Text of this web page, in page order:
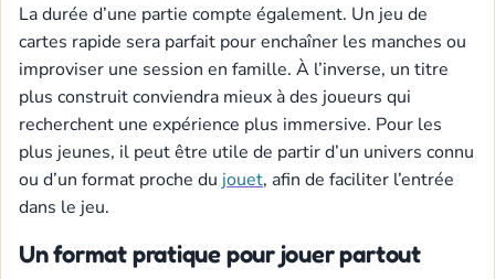
La durée d’une partie compte également. Un jeu de
cartes rapide sera parfait pour enchaîner les manches ou
improviser une session en famille. À l’inverse, un titre
plus construit conviendra mieux à des joueurs qui
recherchent une expérience plus immersive. Pour les
plus jeunes, il peut être utile de partir d’un univers connu
ou d’un format proche du jouet, afin de faciliter l’entrée
dans le jeu.
Un format pratique pour jouer partout